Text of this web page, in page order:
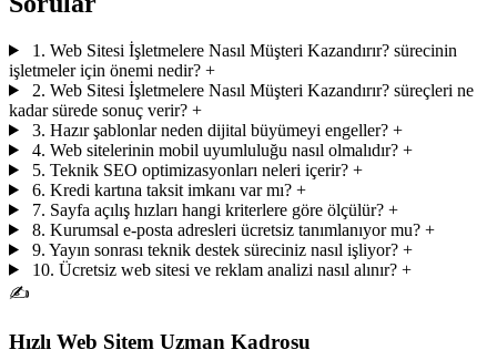
1. Web Sitesi İşletmelere Nasıl Müşteri Kazandırır? sürecinin
işletmeler için önemi nedir? +
2. Web Sitesi İşletmelere Nasıl Müşteri Kazandırır? süreçleri ne
kadar sürede sonuç verir? +
3. Hazır şablonlar neden dijital büyümeyi engeller? +
4. Web sitelerinin mobil uyumluluğu nasıl olmalıdır? +
5. Teknik SEO optimizasyonları neleri içerir? +
6. Kredi kartına taksit imkanı var mı? +
7. Sayfa açılış hızları hangi kriterlere göre ölçülür? +
8. Kurumsal e-posta adresleri ücretsiz tanımlanıyor mu? +
9. Yayın sonrası teknik destek süreciniz nasıl işliyor? +
10. Ücretsiz web sitesi ve reklam analizi nasıl alınır? +
✍️
Hızlı Web Sitem Uzman Kadrosu